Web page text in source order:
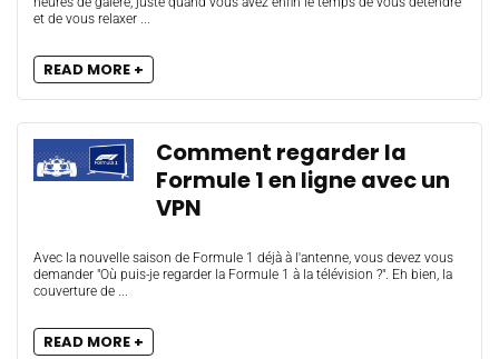
et de vous relaxer ...
READ MORE +
Comment regarder la
Formule 1 en ligne avec un
VPN
Avec la nouvelle saison de Formule 1 déjà à l'antenne, vous devez vous
demander "Où puis-je regarder la Formule 1 à la télévision ?". Eh bien, la
couverture de ...
READ MORE +